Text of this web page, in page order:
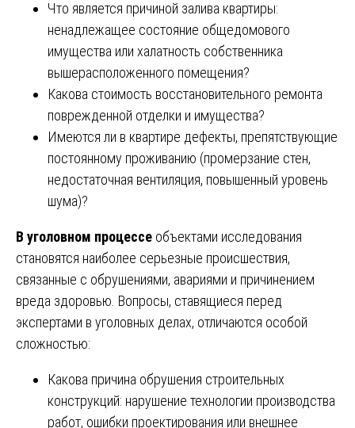
Что является причиной залива квартиры:
ненадлежащее состояние общедомового
имущества или халатность собственника
вышерасположенного помещения?
Какова стоимость восстановительного ремонта
поврежденной отделки и имущества?
Имеются ли в квартире дефекты, препятствующие
постоянному проживанию (промерзание стен,
недостаточная вентиляция, повышенный уровень
шума)?
В уголовном процессе объектами исследования
становятся наиболее серьезные происшествия,
связанные с обрушениями, авариями и причинением
вреда здоровью. Вопросы, ставящиеся перед
экспертами в уголовных делах, отличаются особой
сложностью:
Какова причина обрушения строительных
конструкций: нарушение технологии производства
работ, ошибки проектирования или внешнее